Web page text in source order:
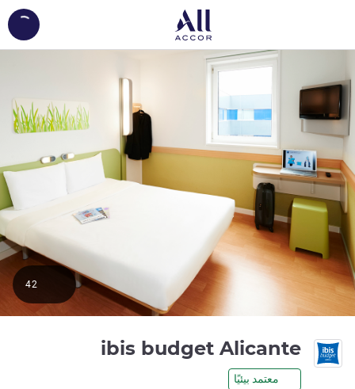
ibis budget Alicante
معتمد بيئيًا
42